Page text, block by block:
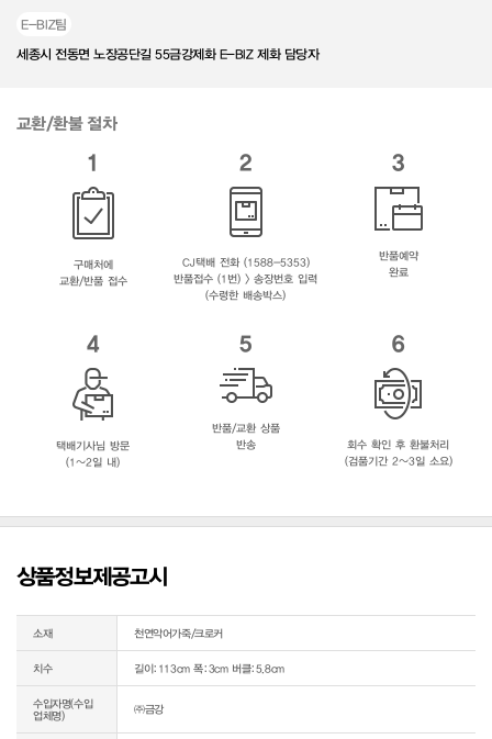
E-BIZ팀
세종시 전동면 노장공단길 55금강제화 E-BIZ 제화 담당자
교환/환불 절차
1
구매처에
교환/반품 접수
2
CJ택배 전화 (1588-5353)
반품접수 (1번) > 송장번호 입력
(수령한 배송박스)
3
반품예약
완료
4
택배기사님 방문
(1~2일 내)
5
반품/교환 상품
반송
6
회수 확인 후 환불처리
(검품기간 2~3일 소요)
상품정보제공고시
소재 천연악어가죽/크로커
치수 길이:113cm 폭:3cm 버클:5.8cm
수입자명(수입
업체명)
㈜금강